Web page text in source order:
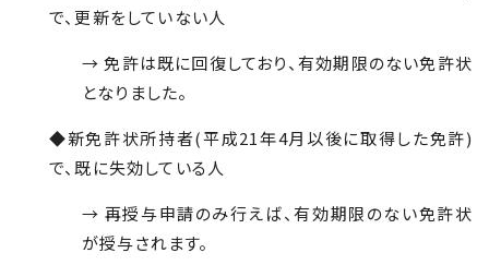
で、更新をしていない人
→ 免許は既に回復しており、有効期限のない免許状
となりました。
◆新免許状所持者(平成21年4月以後に取得した免許)
で、既に失効している人
→ 再授与申請のみ行えば、有効期限のない免許状
が授与されます。